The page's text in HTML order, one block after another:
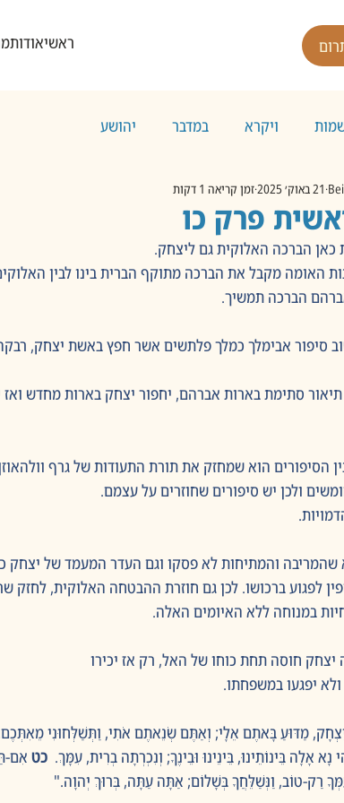
ראשיאודות
ויקרא במדבר יהושע
21 באוק׳ 2025 זמן קריאה 1 דקות
כאן הברכה האלוקית גם ליצחק.
האומה מקבל את הברכה מתוקף הברית בינו לבין
הברכה תמשיך.
סיפור אבימלך כמלך פלתשים אשר חפץ באשת יצחק,
סתימת בארות אברהם, יחפור יצחק בארות מחדש
ולכן יש סיפורים שחוזרים על עצמם.
והמתיחות לא פסקו וגם העדר המעמד של יצחק
לפגוע ברכושו. לכן גם חוזרת ההבטחה האלוקית,
במנוחה ללא האיומים האלה.
יצחק חוסה תחת כוחו של האל, רק אז יכירו
ולא יפגעו במשפחתו.
מַדּוּעַ בָּאתֶם אֵלָי; וְאַתֶּם שְׂנֵאתֶם אֹתִי, וַתְּשַׁלְּחוּנִי
אָלָה בֵּינוֹתֵינוּ, בֵּינֵינוּ וּבֵינֶךָ; וְנִכְרְתָה בְרִית, עִמָּךְ. כט אִם-
רַק-טוֹב, וַנְּשַׁלֵּחֲךָ בְּשָׁלוֹם; אַתָּה עַתָּה, בְּרוּךְ יְהוָה."